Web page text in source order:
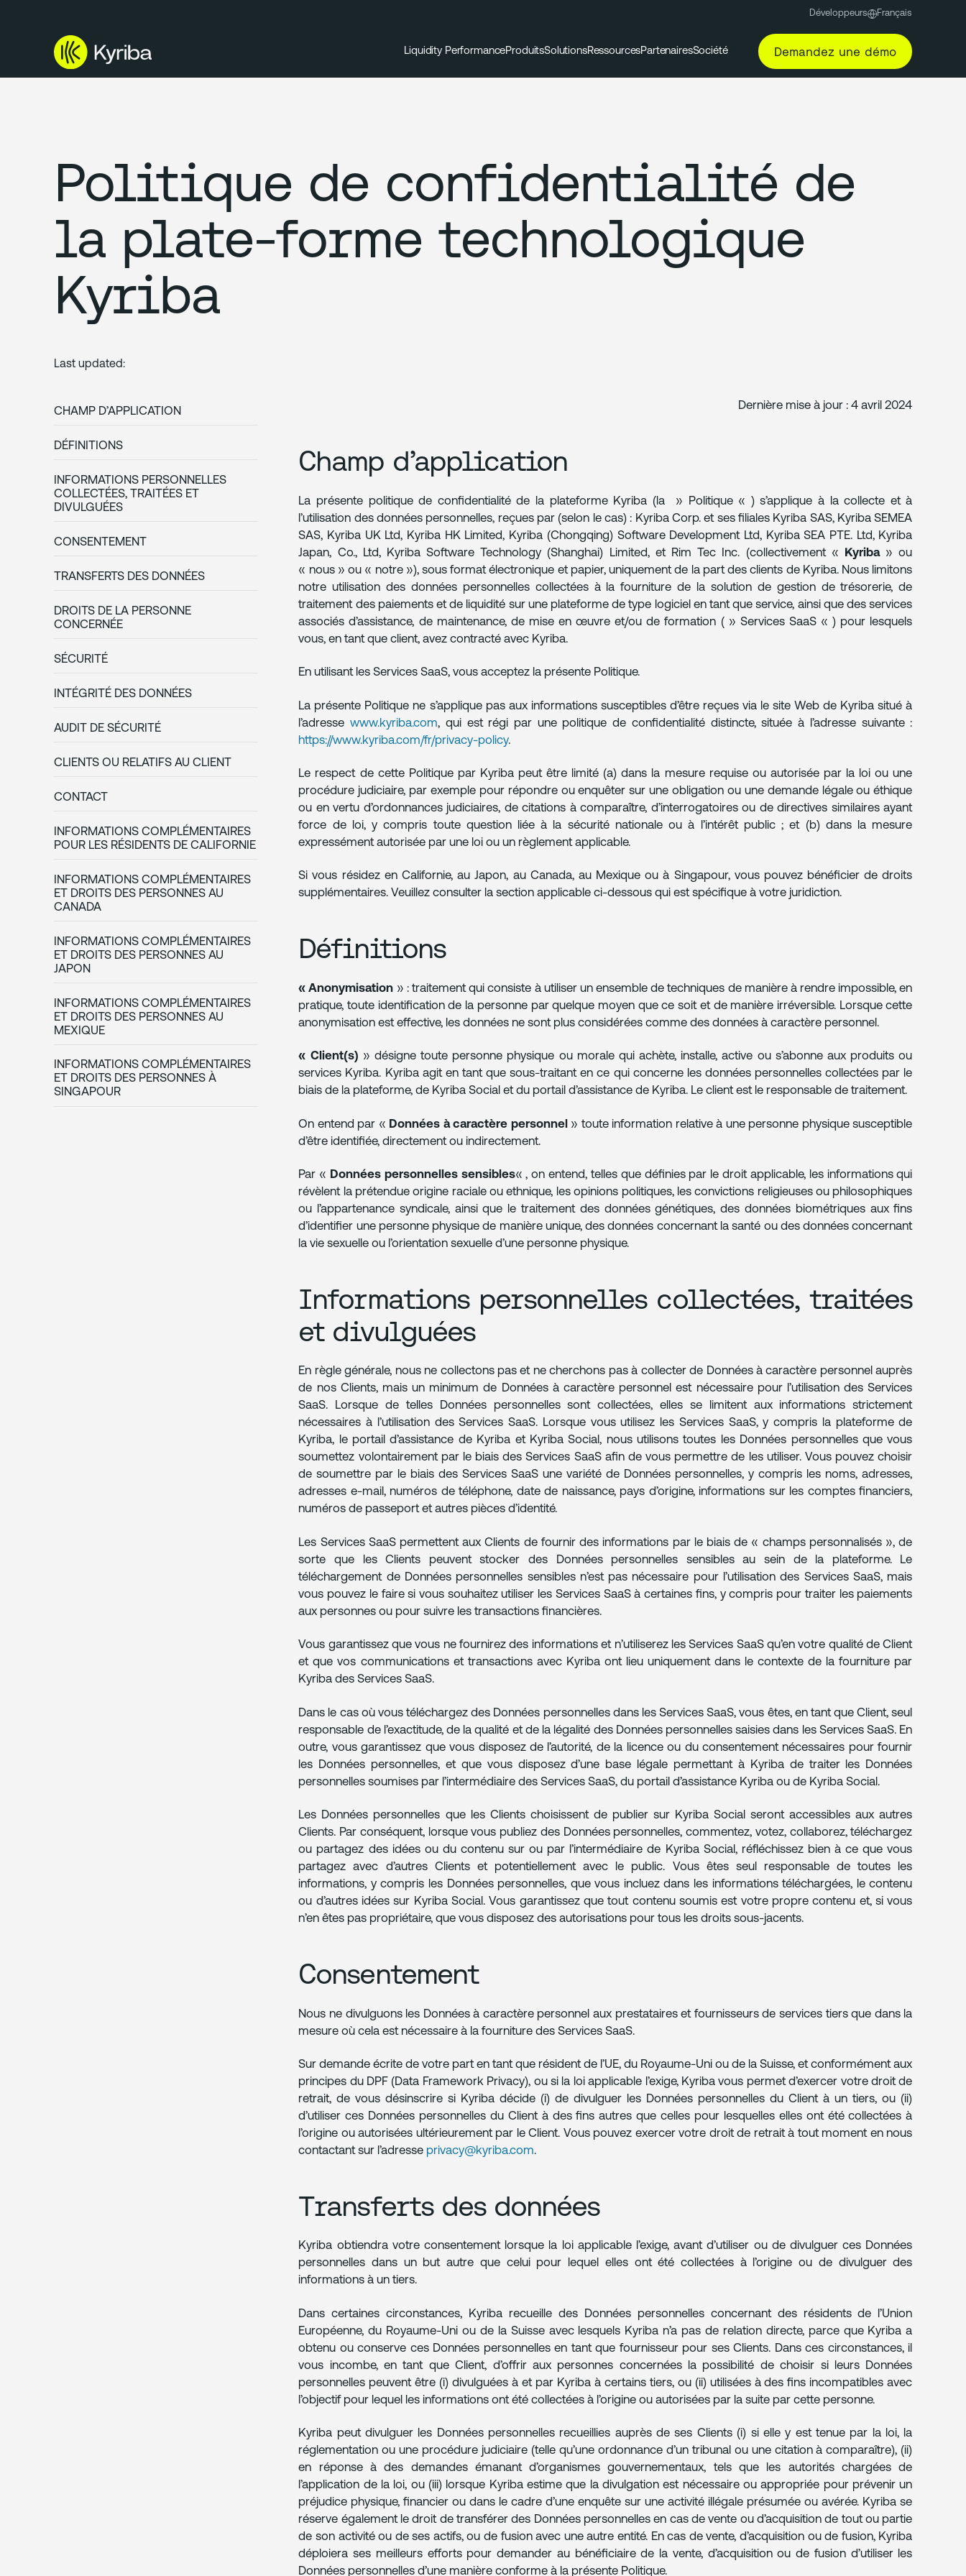
Développeurs Français
Liquidity PerformanceProduitsSolutionsRessourcesPartenairesSociété Demandez une démo
Politique de confidentialité de
la plate-forme technologique
Kyriba
Last updated:
CHAMP D’APPLICATION
DÉFINITIONS
INFORMATIONS PERSONNELLES
COLLECTÉES, TRAITÉES ET
DIVULGUÉES
CONSENTEMENT
TRANSFERTS DES DONNÉES
DROITS DE LA PERSONNE
CONCERNÉE
SÉCURITÉ
INTÉGRITÉ DES DONNÉES
AUDIT DE SÉCURITÉ
CLIENTS OU RELATIFS AU CLIENT
CONTACT
INFORMATIONS COMPLÉMENTAIRES
POUR LES RÉSIDENTS DE CALIFORNIE
INFORMATIONS COMPLÉMENTAIRES
ET DROITS DES PERSONNES AU
CANADA
INFORMATIONS COMPLÉMENTAIRES
ET DROITS DES PERSONNES AU
JAPON
INFORMATIONS COMPLÉMENTAIRES
ET DROITS DES PERSONNES AU
MEXIQUE
INFORMATIONS COMPLÉMENTAIRES
ET DROITS DES PERSONNES À
SINGAPOUR
Dernière mise à jour : 4 avril 2024
Champ d’application
La présente politique de confidentialité de la plateforme Kyriba (la » Politique « ) s’applique à la collecte et à
l’utilisation des données personnelles, reçues par (selon le cas) : Kyriba Corp. et ses filiales Kyriba SAS, Kyriba SEMEA
SAS, Kyriba UK Ltd, Kyriba HK Limited, Kyriba (Chongqing) Software Development Ltd, Kyriba SEA PTE. Ltd, Kyriba
Japan, Co., Ltd, Kyriba Software Technology (Shanghai) Limited, et Rim Tec Inc. (collectivement «
Kyriba» ou
« nous » ou « notre »), sous format électronique et papier, uniquement de la part des clients de Kyriba. Nous limitons
notre utilisation des données personnelles collectées à la fourniture de la solution de gestion de trésorerie, de
traitement des paiements et de liquidité sur une plateforme de type logiciel en tant que service, ainsi que des services
associés d’assistance, de maintenance, de mise en œuvre et/ou de formation ( » Services SaaS « ) pour lesquels
vous, en tant que client, avez contracté avec Kyriba.
En utilisant les Services SaaS, vous acceptez la présente Politique.
La présente Politique ne s’applique pas aux informations susceptibles d’être reçues via le site Web de Kyriba situé à
l’adressewww.kyriba.com, qui est régi par une politique de confidentialité distincte, située à l’adresse suivante :
https://www.kyriba.com/fr/privacy-policy.
Le respect de cette Politique par Kyriba peut être limité (a) dans la mesure requise ou autorisée par la loi ou une
procédure judiciaire, par exemple pour répondre ou enquêter sur une obligation ou une demande légale ou éthique
ou en vertu d’ordonnances judiciaires, de citations à comparaître, d’interrogatoires ou de directives similaires ayant
force de loi, y compris toute question liée à la sécurité nationale ou à l’intérêt public ; et (b) dans la mesure
expressément autorisée par une loi ou un règlement applicable.
Si vous résidez en Californie, au Japon, au Canada, au Mexique ou à Singapour, vous pouvez bénéficier de droits
supplémentaires. Veuillez consulter la section applicable ci-dessous qui est spécifique à votre juridiction.
Définitions
« Anonymisation » : traitement qui consiste à utiliser un ensemble de techniques de manière à rendre impossible, en
pratique, toute identification de la personne par quelque moyen que ce soit et de manière irréversible. Lorsque cette
anonymisation est effective, les données ne sont plus considérées comme des données à caractère personnel.
« Client(s) » désigne toute personne physique ou morale qui achète, installe, active ou s’abonne aux produits ou
services Kyriba. Kyriba agit en tant que sous-traitant en ce qui concerne les données personnelles collectées par le
biais de la plateforme, de Kyriba Social et du portail d’assistance de Kyriba. Le client est le responsable de traitement.
On entend par « Données à caractère personnel » toute information relative à une personne physique susceptible
d’être identifiée, directement ou indirectement.
Par « Données personnelles sensibles« , on entend, telles que définies par le droit applicable, les informations qui
révèlent la prétendue origine raciale ou ethnique, les opinions politiques, les convictions religieuses ou philosophiques
ou l’appartenance syndicale, ainsi que le traitement des données génétiques, des données biométriques aux fins
d’identifier une personne physique de manière unique, des données concernant la santé ou des données concernant
la vie sexuelle ou l’orientation sexuelle d’une personne physique.
Informations personnelles collectées, traitées
et divulguées
En règle générale, nous ne collectons pas et ne cherchons pas à collecter de Données à caractère personnel auprès
de nos Clients, mais un minimum de Données à caractère personnel est nécessaire pour l’utilisation des Services
SaaS. Lorsque de telles Données personnelles sont collectées, elles se limitent aux informations strictement
nécessaires à l’utilisation des Services SaaS. Lorsque vous utilisez les Services SaaS, y compris la plateforme de
Kyriba, le portail d’assistance de Kyriba et Kyriba Social, nous utilisons toutes les Données personnelles que vous
soumettez volontairement par le biais des Services SaaS afin de vous permettre de les utiliser. Vous pouvez choisir
de soumettre par le biais des Services SaaS une variété de Données personnelles, y compris les noms, adresses,
adresses e-mail, numéros de téléphone, date de naissance, pays d’origine, informations sur les comptes financiers,
numéros de passeport et autres pièces d’identité.
Les Services SaaS permettent aux Clients de fournir des informations par le biais de « champs personnalisés », de
sorte que les Clients peuvent stocker des Données personnelles sensibles au sein de la plateforme. Le
téléchargement de Données personnelles sensibles n’est pas nécessaire pour l’utilisation des Services SaaS, mais
vous pouvez le faire si vous souhaitez utiliser les Services SaaS à certaines fins, y compris pour traiter les paiements
aux personnes ou pour suivre les transactions financières.
Vous garantissez que vous ne fournirez des informations et n’utiliserez les Services SaaS qu’en votre qualité de Client
et que vos communications et transactions avec Kyriba ont lieu uniquement dans le contexte de la fourniture par
Kyriba des Services SaaS.
Dans le cas où vous téléchargez des Données personnelles dans les Services SaaS, vous êtes, en tant que Client, seul
responsable de l’exactitude, de la qualité et de la légalité des Données personnelles saisies dans les Services SaaS. En
outre, vous garantissez que vous disposez de l’autorité, de la licence ou du consentement nécessaires pour fournir
les Données personnelles, et que vous disposez d’une base légale permettant à Kyriba de traiter les Données
personnelles soumises par l’intermédiaire des Services SaaS, du portail d’assistance Kyriba ou de Kyriba Social.
Les Données personnelles que les Clients choisissent de publier sur Kyriba Social seront accessibles aux autres
Clients. Par conséquent, lorsque vous publiez des Données personnelles, commentez, votez, collaborez, téléchargez
ou partagez des idées ou du contenu sur ou par l’intermédiaire de Kyriba Social, réfléchissez bien à ce que vous
partagez avec d’autres Clients et potentiellement avec le public. Vous êtes seul responsable de toutes les
informations, y compris les Données personnelles, que vous incluez dans les informations téléchargées, le contenu
ou d’autres idées sur Kyriba Social. Vous garantissez que tout contenu soumis est votre propre contenu et, si vous
n’en êtes pas propriétaire, que vous disposez des autorisations pour tous les droits sous-jacents.
Consentement
Nous ne divulguons les Données à caractère personnel aux prestataires et fournisseurs de services tiers que dans la
mesure où cela est nécessaire à la fourniture des Services SaaS.
Sur demande écrite de votre part en tant que résident de l’UE, du Royaume-Uni ou de la Suisse, et conformément aux
principes du DPF (Data Framework Privacy), ou si la loi applicable l’exige, Kyriba vous permet d’exercer votre droit de
retrait, de vous désinscrire si Kyriba décide (i) de divulguer les Données personnelles du Client à un tiers, ou (ii)
d’utiliser ces Données personnelles du Client à des fins autres que celles pour lesquelles elles ont été collectées à
l’origine ou autorisées ultérieurement par le Client. Vous pouvez exercer votre droit de retrait à tout moment en nous
contactant sur l’adresse privacy@kyriba.com.
Transferts des données
Kyriba obtiendra votre consentement lorsque la loi applicable l’exige, avant d’utiliser ou de divulguer ces Données
personnelles dans un but autre que celui pour lequel elles ont été collectées à l’origine ou de divulguer des
informations à un tiers.
Dans certaines circonstances, Kyriba recueille des Données personnelles concernant des résidents de l’Union
Européenne, du Royaume-Uni ou de la Suisse avec lesquels Kyriba n’a pas de relation directe, parce que Kyriba a
obtenu ou conserve ces Données personnelles en tant que fournisseur pour ses Clients. Dans ces circonstances, il
vous incombe, en tant que Client, d’offrir aux personnes concernées la possibilité de choisir si leurs Données
personnelles peuvent être (i) divulguées à et par Kyriba à certains tiers, ou (ii) utilisées à des fins incompatibles avec
l’objectif pour lequel les informations ont été collectées à l’origine ou autorisées par la suite par cette personne.
Kyriba peut divulguer les Données personnelles recueillies auprès de ses Clients (i) si elle y est tenue par la loi, la
réglementation ou une procédure judiciaire (telle qu’une ordonnance d’un tribunal ou une citation à comparaître), (ii)
en réponse à des demandes émanant d’organismes gouvernementaux, tels que les autorités chargées de
l’application de la loi, ou (iii) lorsque Kyriba estime que la divulgation est nécessaire ou appropriée pour prévenir un
préjudice physique, financier ou dans le cadre d’une enquête sur une activité illégale présumée ou avérée. Kyriba se
réserve également le droit de transférer des Données personnelles en cas de vente ou d’acquisition de tout ou partie
de son activité ou de ses actifs, ou de fusion avec une autre entité. En cas de vente, d’acquisition ou de fusion, Kyriba
déploiera ses meilleurs efforts pour demander au bénéficiaire de la vente, d’acquisition ou de fusion d’utiliser les
Données personnelles d’une manière conforme à la présente Politique.